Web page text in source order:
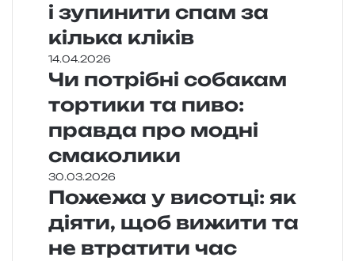
і зупинити спам за
кілька кліків
14.04.2026
Чи потрібні собакам
тортики та пиво:
правда про модні
смаколики
30.03.2026
Пожежа у висотці: як
діяти, щоб вижити та
не втратити час